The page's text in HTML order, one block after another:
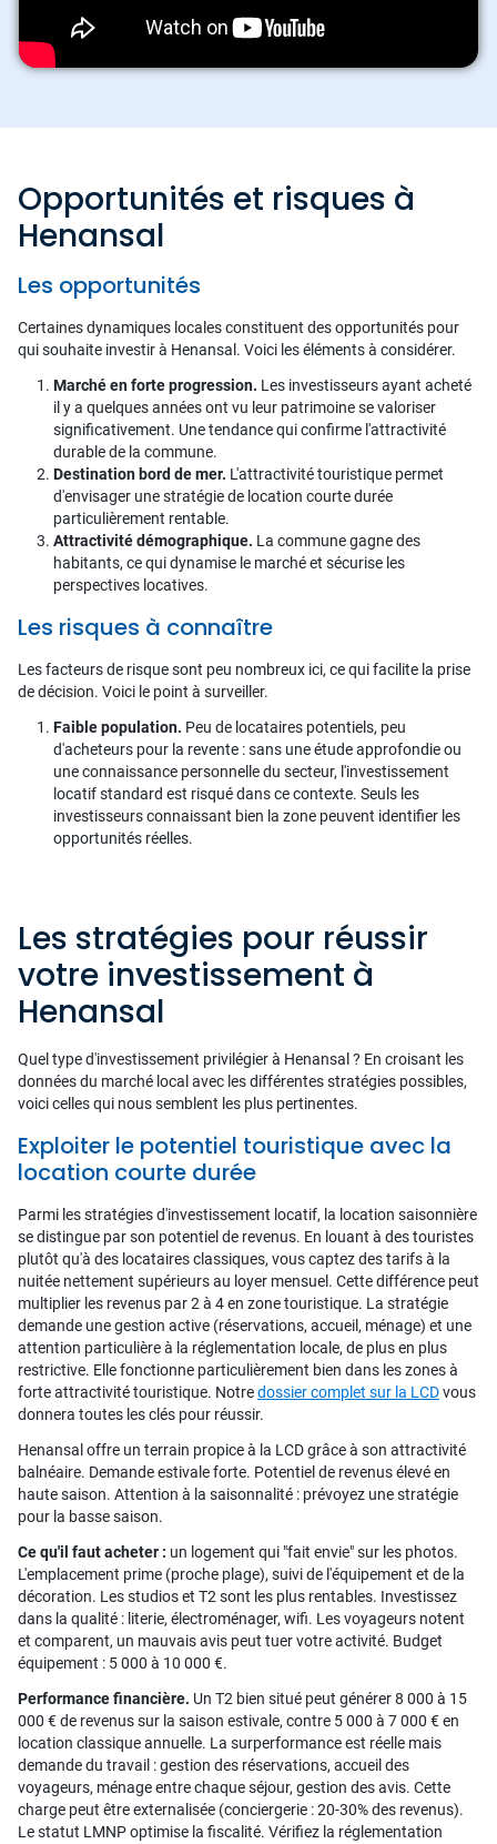
Opportunités et risques à
Henansal
Les opportunités
Certaines dynamiques locales constituent des opportunités pour
qui souhaite investir à Henansal. Voici les éléments à considérer.
Marché en forte progression. Les investisseurs ayant acheté
il y a quelques années ont vu leur patrimoine se valoriser
significativement. Une tendance qui confirme l'attractivité
durable de la commune.
Destination bord de mer. L'attractivité touristique permet
d'envisager une stratégie de location courte durée
particulièrement rentable.
Attractivité démographique. La commune gagne des
habitants, ce qui dynamise le marché et sécurise les
perspectives locatives.
Les risques à connaître
Les facteurs de risque sont peu nombreux ici, ce qui facilite la prise
de décision. Voici le point à surveiller.
Faible population. Peu de locataires potentiels, peu
d'acheteurs pour la revente : sans une étude approfondie ou
une connaissance personnelle du secteur, l'investissement
locatif standard est risqué dans ce contexte. Seuls les
investisseurs connaissant bien la zone peuvent identifier les
opportunités réelles.
Les stratégies pour réussir
votre investissement à
Henansal
Quel type d'investissement privilégier à Henansal ? En croisant les
données du marché local avec les différentes stratégies possibles,
voici celles qui nous semblent les plus pertinentes.
Exploiter le potentiel touristique avec la
location courte durée
Parmi les stratégies d'investissement locatif, la location saisonnière
se distingue par son potentiel de revenus. En louant à des touristes
plutôt qu'à des locataires classiques, vous captez des tarifs à la
nuitée nettement supérieurs au loyer mensuel. Cette différence peut
multiplier les revenus par 2 à 4 en zone touristique. La stratégie
demande une gestion active (réservations, accueil, ménage) et une
attention particulière à la réglementation locale, de plus en plus
restrictive. Elle fonctionne particulièrement bien dans les zones à
forte attractivité touristique. Notredossier complet sur la LCDvous
donnera toutes les clés pour réussir.
Henansal offre un terrain propice à la LCD grâce à son attractivité
balnéaire. Demande estivale forte. Potentiel de revenus élevé en
haute saison. Attention à la saisonnalité : prévoyez une stratégie
pour la basse saison.
Ce qu'il faut acheter : un logement qui "fait envie" sur les photos.
L'emplacement prime (proche plage), suivi de l'équipement et de la
décoration. Les studios et T2 sont les plus rentables. Investissez
dans la qualité : literie, électroménager, wifi. Les voyageurs notent
et comparent, un mauvais avis peut tuer votre activité. Budget
équipement : 5 000 à 10 000 €.
Performance financière. Un T2 bien situé peut générer 8 000 à 15
000 € de revenus sur la saison estivale, contre 5 000 à 7 000 € en
location classique annuelle. La surperformance est réelle mais
demande du travail : gestion des réservations, accueil des
voyageurs, ménage entre chaque séjour, gestion des avis. Cette
charge peut être externalisée (conciergerie : 20-30% des revenus).
Le statut LMNP optimise la fiscalité. Vérifiez la réglementation